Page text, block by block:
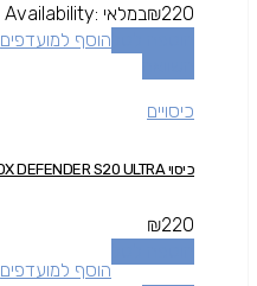
₪220
Availability: במלאי
הוסף למועדפים
כיסויים
כיסוי OTTERBOX DEFENDER S20 ULTRA
₪220
הוסף למועדפים